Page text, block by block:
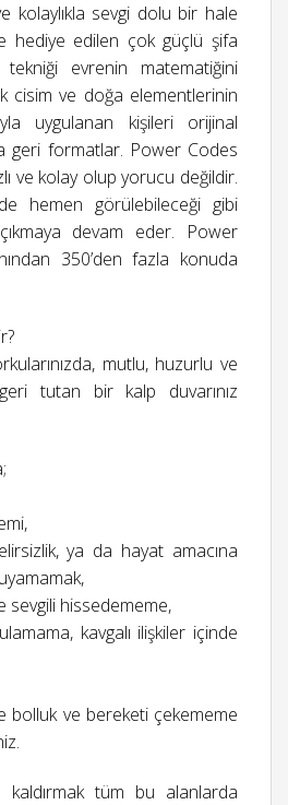
kolaylıkla sevgi dolu bir hale
hediye edilen çok güçlü şifa
tekniği evrenin matematiğini
cisim ve doğa elementlerinin
uygulanan kişileri orijinal
geri formatlar. Power Codes
ve kolay olup yorucu değildir.
hemen görülebileceği gibi
devam eder. Power
350’den fazla konuda
mutlu, huzurlu ve
tutan bir kalp duvarınız
ya da hayat amacına
sevgili hissedememe,
kavgalı ilişkiler içinde
bolluk ve bereketi çekememe
kaldırmak tüm bu alanlarda